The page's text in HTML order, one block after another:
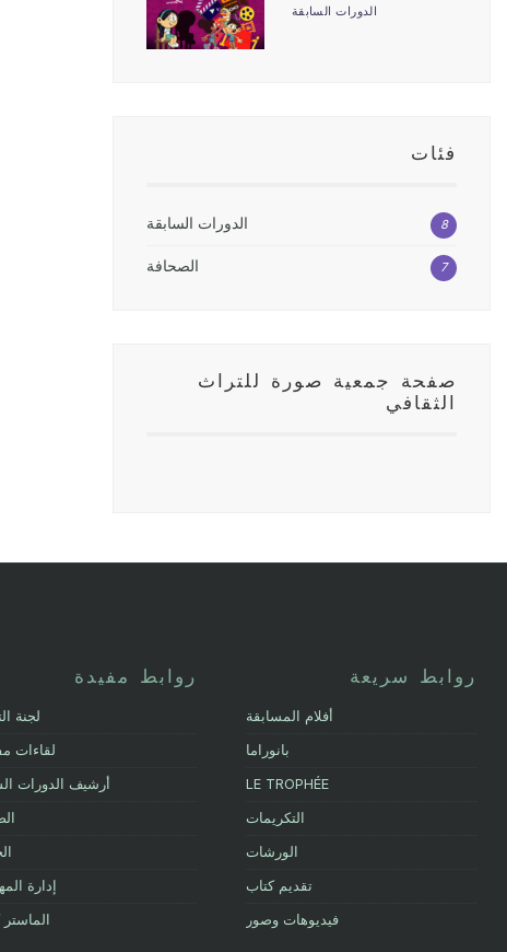
الدورات السابقة
فئات
الدورات السابقة 8
الصحافة 7
صفحة جمعية صورة للتراث
الثقافي
روابط مفيدة
لجنة
لقاءات
أرشيف الدورات
إدارة
روابط سريعة
أفلام المسابقة
بانوراما
LE TROPHÉE
التكريمات
الورشات
تقديم كتاب
فيديوهات وصور